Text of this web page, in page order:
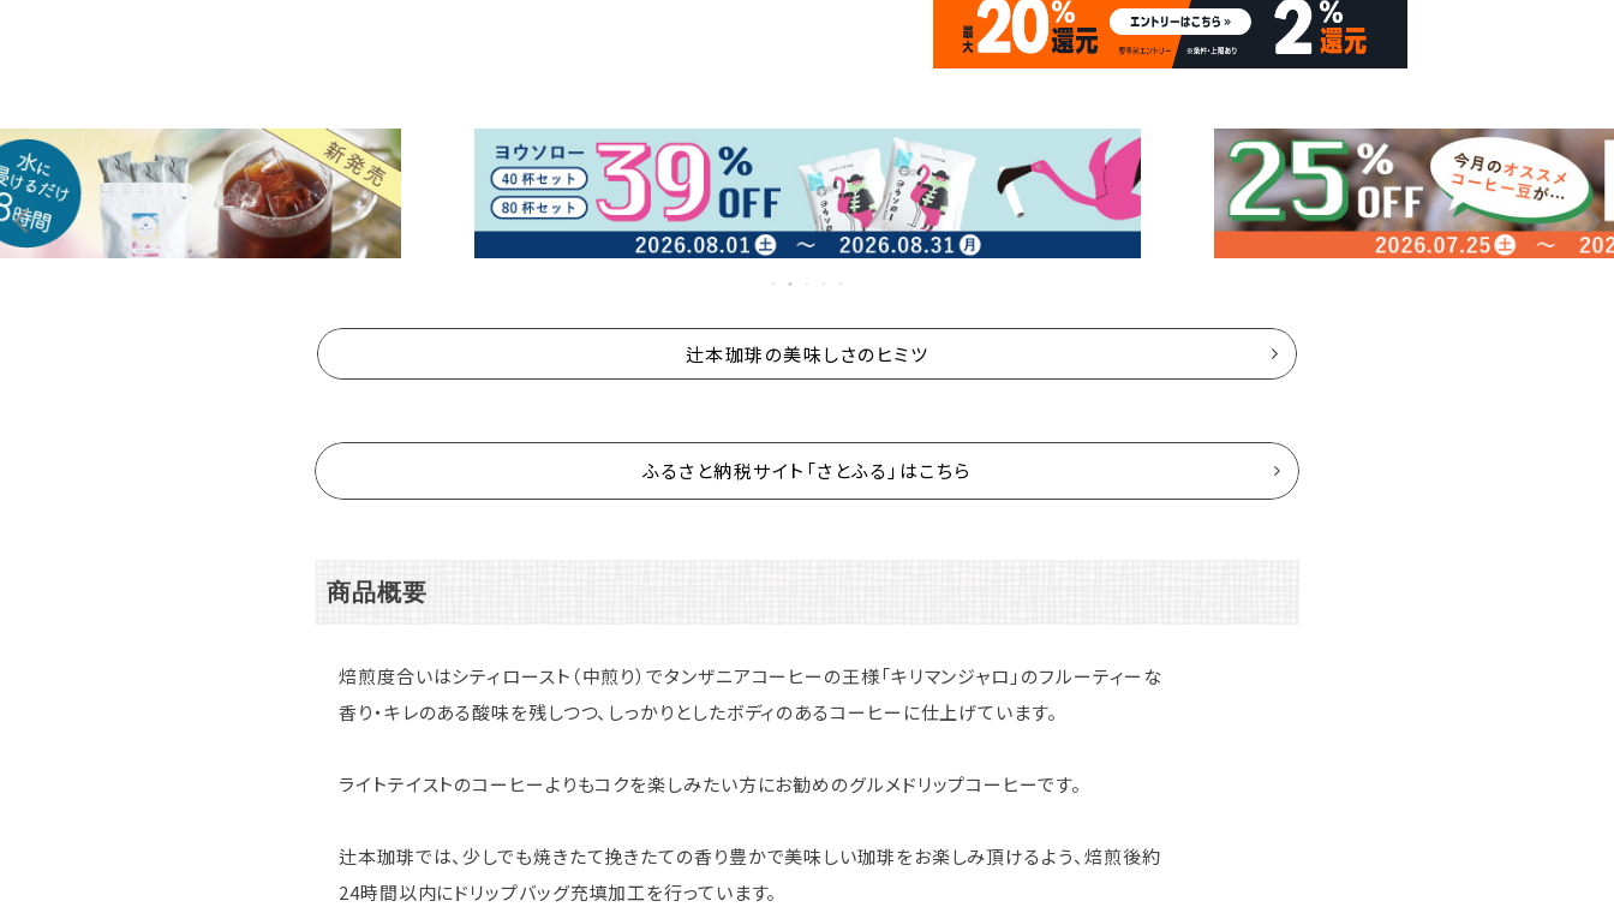
辻本珈琲の美味しさのヒミツ
ふるさと納税サイト「さとふる」はこちら
商品概要
焙煎度合いはシティロースト（中煎り）でタンザニアコーヒーの王様「キリマンジャロ」のフルーティーな
香り・キレのある酸味を残しつつ、しっかりとしたボディのあるコーヒーに仕上げています。
ライトテイストのコーヒーよりもコクを楽しみたい方にお勧めのグルメドリップコーヒーです。
辻本珈琲では、少しでも焼きたて挽きたての香り豊かで美味しい珈琲をお楽しみ頂けるよう、焙煎後約
24時間以内にドリップバッグ充填加工を行っています。